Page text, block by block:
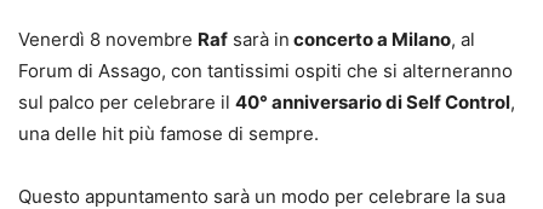
Venerdì 8 novembre Raf sarà in concerto a Milano, al
Forum di Assago, con tantissimi ospiti che si alterneranno
sul palco per celebrare il 40° anniversario di Self Control,
una delle hit più famose di sempre.
Questo appuntamento sarà un modo per celebrare la sua